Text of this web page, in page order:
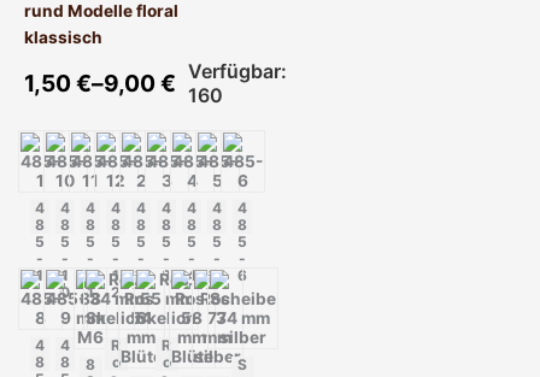
rund Modelle floral
klassisch
1,50€–9,00€ Verfügbar:
160
Produktseite
gewählt
werden
4
8
5
-
1
4
8
5
-
1
0
4
8
5
-
1
1
4
8
5
-
1
2
4
8
5
-
2
4
8
5
-
3
4
8
5
-
4
4
8
5
-
5
4
8
5
-
6
4
8
4
8
8
R
o
R
o
S